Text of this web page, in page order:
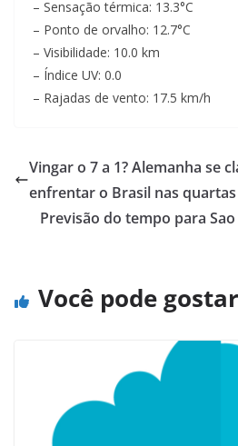
– Sensação térmica: 13.3°C
– Ponto de orvalho: 12.7°C
– Visibilidade: 10.0 km
– Índice UV: 0.0
– Rajadas de vento: 17.5 km/h
Vingar o 7 a 1? Alemanha se
enfrentar o Brasil nas
Previsão do tempo para
Você pode